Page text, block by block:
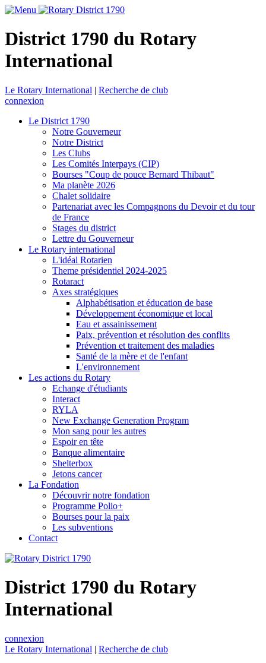
District 1790 du Rotary
International
Le Rotary International | Recherche de club
connexion
Le District 1790
Notre Gouverneur
Notre District
Les Clubs
Les Comités Interpays (CIP)
Bourses "Coup de pouce Bernard Thibaut"
Ma planète 2026
Chalet solidaire
Partenariat avec les Compagnons du Devoir et du tour
de France
Stages du district
Lettre du Gouverneur
Le Rotary international
L'idéal Rotarien
Theme présidentiel 2024-2025
Rotaract
Axes stratégiques
Alphabétisation et éducation de base
Développement économique et local
Eau et assainissement
Paix, prévention et résolution des conflits
Prévention et traitement des maladies
Santé de la mère et de l'enfant
L'environnement
Les actions du Rotary
Echange d'étudiants
Interact
RYLA
New Exchange Generation Program
Mon sang pour les autres
Espoir en tête
Banque alimentaire
Shelterbox
Jetons cancer
La Fondation
Découvrir notre fondation
Programme Polio+
Bourses pour la paix
Les subventions
Contact
District 1790 du Rotary
International
connexion
Le Rotary International | Recherche de club